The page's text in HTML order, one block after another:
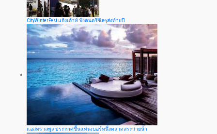
CityWinterFest แฮ้งเอ้าท์ ฟังดนตรีชิลๆส่งท้ายปี
แอสทราลพูล ประกาศขึ้นแท่นเบอร์หนึ่งตลาดสระว่ายน้ำ